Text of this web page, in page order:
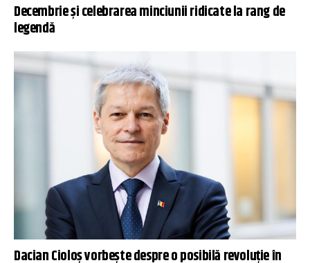
Decembrie și celebrarea minciunii ridicate la rang de
legendă
Dacian Cioloș vorbește despre o posibilă revoluție în